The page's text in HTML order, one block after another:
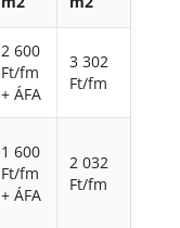
2 600
Ft/fm
+ ÁFA
3 302
Ft/fm
1 600
Ft/fm
+ ÁFA
2 032
Ft/fm